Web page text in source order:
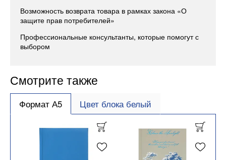
Возможность возврата товара в рамках закона «О
защите прав потребителей»
Профессиональные консультанты, которые помогут с
выбором
Смотрите также
Формат А5 Цвет блока белый